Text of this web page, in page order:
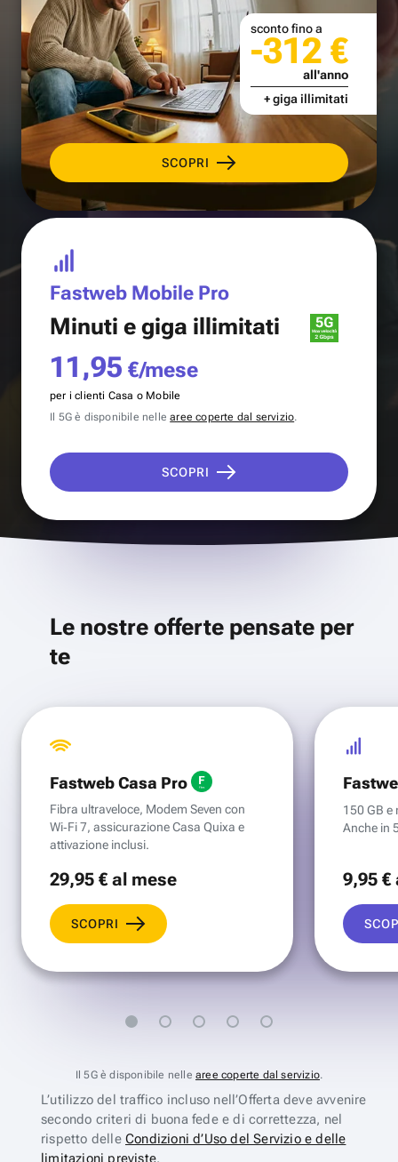
SCOPRI
sconto fino a
-312 €
all'anno
+ giga illimitati
Fastweb Mobile Pro
Minuti e giga illimitati
11,95 €/mese
per i clienti Casa o Mobile
Il 5G è disponibile nellearee coperte dal servizio.
SCOPRI
Le nostre offerte pensate per
te
Fastweb Casa Pro
Fibra ultraveloce, Modem Seven con
Wi‑Fi 7, assicurazione Casa Quixa e
attivazione inclusi.
29,95 €al mese
SCOPRI
150 GB e
Anche in
9,95 €
Il 5G è disponibile nelle aree coperte dal servizio.
L’utilizzo del traffico incluso nell’Offerta deve avvenire
secondo criteri di buona fede e di correttezza, nel
rispetto delle Condizioni d’Uso del Servizio e delle
limitazioni previste.